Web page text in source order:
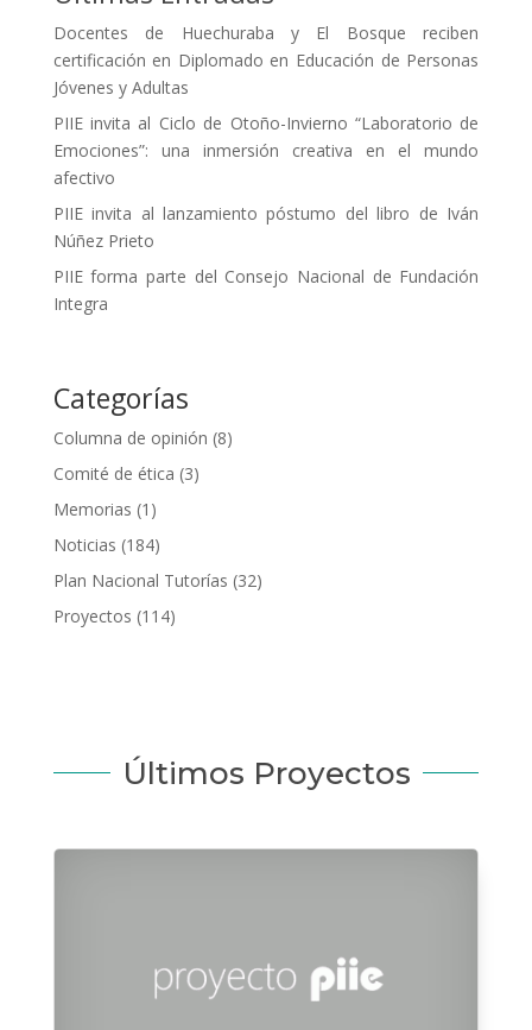
Docentes de Huechuraba y El Bosque reciben
certificación en Diplomado en Educación de Personas
Jóvenes y Adultas
PIIE invita al Ciclo de Otoño-Invierno “Laboratorio de
Emociones”: una inmersión creativa en el mundo
afectivo
PIIE invita al lanzamiento póstumo del libro de Iván
Núñez Prieto
PIIE forma parte del Consejo Nacional de Fundación
Integra
Categorías
Columna de opinión (8)
Comité de ética (3)
Memorias (1)
Noticias (184)
Plan Nacional Tutorías (32)
Proyectos (114)
Últimos Proyectos